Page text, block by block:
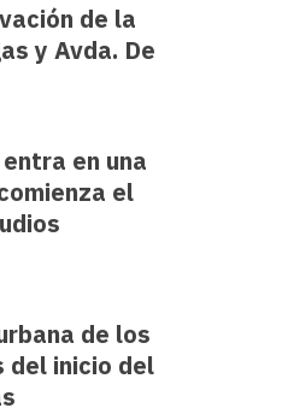
de la
y Avda. De
en una
el
de los
del inicio del